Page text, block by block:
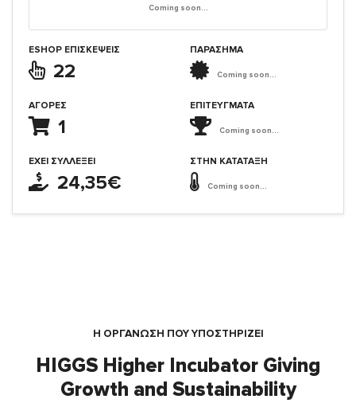
Coming soon...
ESHOP ΕΠΙΣΚΈΨΕΙΣ
22
ΑΓΟΡΈΣ
1
ΈΧΕΙ ΣΥΛΛΈΞΕΙ
24,35€
ΠΑΡΑΣΗΜΑ
Coming soon...
ΕΠΙΤΕΎΓΜΑΤΑ
Coming soon...
ΣΤΗΝ ΚΑΤΆΤΑΞΗ
Coming soon...
Η ΟΡΓΆΝΩΣΗ ΠΟΥ ΥΠΟΣΤΗΡΙΖΕΙ
HIGGS Higher Incubator Giving
Growth and Sustainability